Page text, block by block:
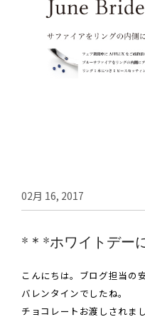
02月 16, 2017
*＊*ホワイトデー
こんにちは。ブログ担当の安
バレンタインでしたね。
チョコレートお渡しされま